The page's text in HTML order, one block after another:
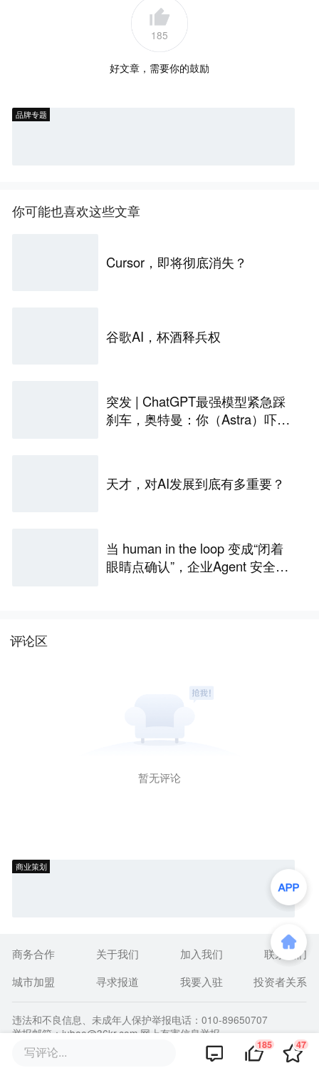
185
好文章，需要你的鼓励
品牌专题
你可能也喜欢这些文章
Cursor，即将彻底消失？
谷歌AI，杯酒释兵权
突发 | ChatGPT最强模型紧急踩
刹车，奥特曼：你（Astra）吓到
天才，对AI发展到底有多重要？
当 human in the loop 变成“闭着
眼睛点确认”，企业Agent 安全还
评论区
暂无评论
商业策划
写评论... 185 47
商务合作 关于我们 加入我们
联系我们
城市加盟
寻求报道 我要入驻 投资者关系
违法和不良信息、未成年人保护举报电话：010-89650707
举报邮箱：jubao@36kr.com 网上有害信息举报
© 2011~2026
京ICP备12031756号-6
京ICP证150143号 | 京公网安备11010502057322号